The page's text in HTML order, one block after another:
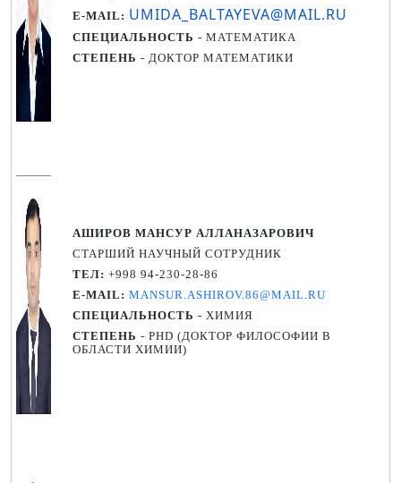
E-MAIL: UMIDA_BALTAYEVA@MAIL.RU
СПЕЦИАЛЬНОСТЬ - МАТЕМАТИКА
СТЕПЕНЬ - ДОКТОР МАТЕМАТИКИ
АШИРОВ МАНСУР АЛЛАНАЗАРОВИЧ
СТАРШИЙ НАУЧНЫЙ СОТРУДНИК
TEЛ: +998 94-230-28-86
E-MAIL: MANSUR.ASHIROV.86@MAIL.RU
СПЕЦИАЛЬНОСТЬ - ХИМИЯ
СТЕПЕНЬ - PHD (ДОКТОР ФИЛОСОФИИ В
ОБЛАСТИ ХИМИИ)